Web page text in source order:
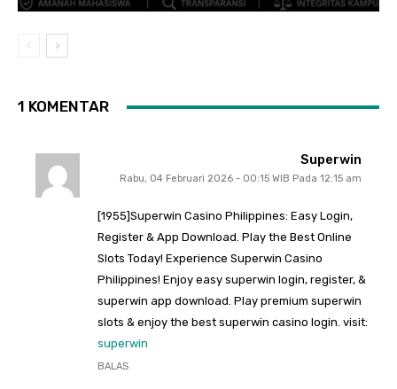
1 KOMENTAR
Superwin
Rabu, 04 Februari 2026 - 00:15 WIB Pada 12:15 am
[1955]Superwin Casino Philippines: Easy Login,
Register & App Download. Play the Best Online
Slots Today! Experience Superwin Casino
Philippines! Enjoy easy superwin login, register, &
superwin app download. Play premium superwin
slots & enjoy the best superwin casino login. visit:
superwin
BALAS